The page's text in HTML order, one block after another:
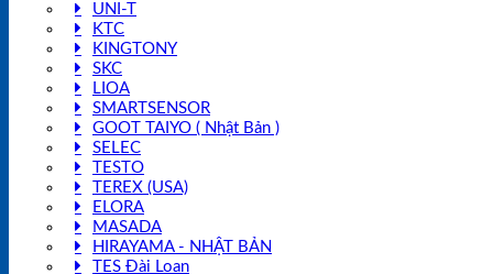
UNI-T
KTC
KINGTONY
SKC
LIOA
SMARTSENSOR
GOOT TAIYO ( Nhật Bản )
SELEC
TESTO
TEREX (USA)
ELORA
MASADA
HIRAYAMA - NHẬT BẢN
TES Đài Loan